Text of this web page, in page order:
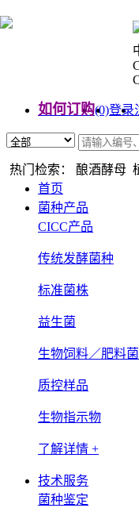
如何订购(0)登录
热门检索： 酿酒酵母
首页
菌种产品
CICC产品
传统发酵菌种
标准菌株
益生菌
生物饲料／肥料
质控样品
生物指示物
了解详情 +
技术服务
菌种鉴定